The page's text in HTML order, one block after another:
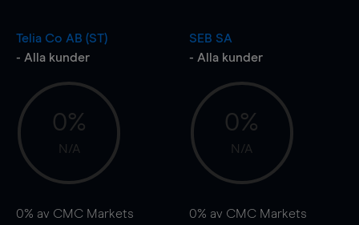
Telia Co AB (ST)
- Alla kunder
0%
N/A
0% av CMC Markets
SEB SA
- Alla kunder
0%
N/A
0% av CMC Markets